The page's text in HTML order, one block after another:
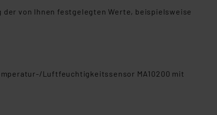
der von Ihnen festgelegten Werte, beispielsweise
Luftfeuchtigkeitssensor MA10200 mit